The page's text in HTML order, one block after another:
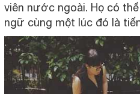
viên nước ngoài. Họ có
ngữ cùng một lúc đó là